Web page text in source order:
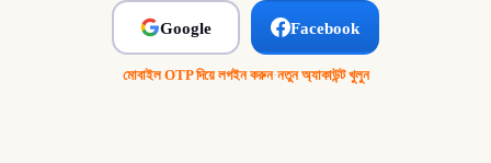
Google Facebook
মোবাইল OTP দিয়ে লগইন করুন·নতুন অ্যাকাউন্ট খুলুন